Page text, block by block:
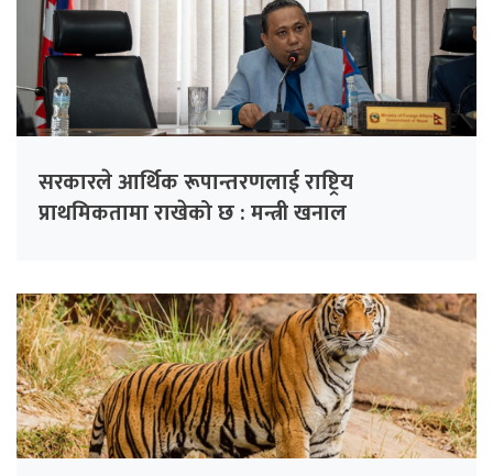
सरकारले आर्थिक रूपान्तरणलाई राष्ट्रिय
प्राथमिकतामा राखेको छ : मन्त्री खनाल